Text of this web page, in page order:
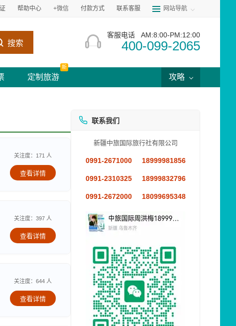
帮助中心 +微信 付款方式 联系客服 网站导航
搜索
客服电话 AM:8:00-PM:12:00
400-099-2065
定制旅游
新
攻略
关注度：171 人
查看详情
关注度：397 人
查看详情
关注度：644 人
查看详情
联系我们
新疆中旅国际旅行社有限公司
0991-2671000 18999981856
0991-2310325 18999832796
0991-2672000 18099695348